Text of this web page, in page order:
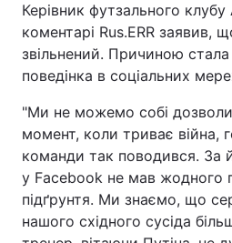
Керівник футзального клубу
коментарі Rus.ERR заявив,
звільнений. Причиною
поведінка в соціальних
"Ми не можемо собі
момент, коли триває війна,
команди так поводився. За
у Facebook не мав жодного
підґрунтя. Ми знаємо, що
нашого східного сусіда